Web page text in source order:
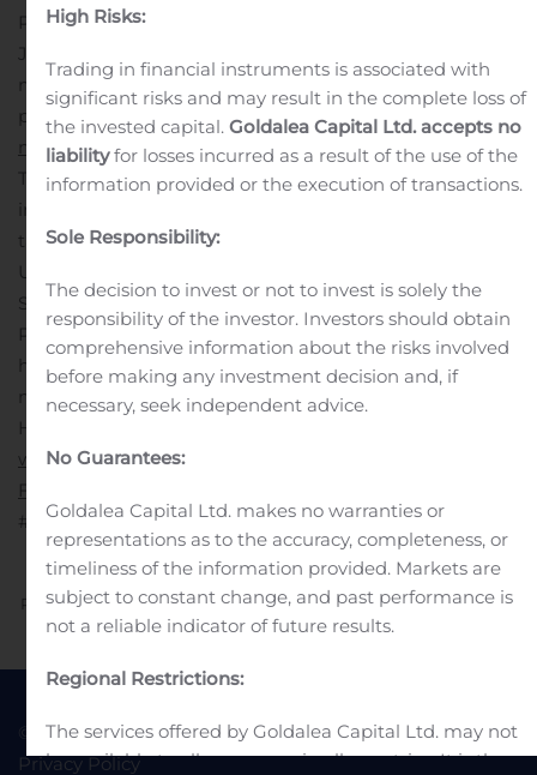
Pirkko Harrela
Johtaja, Sidosryhmäsuhteet
ma-pe klo 9-16
puh. 040 588 3284
media@upm.comUPM
Tarjoamme uusiutuvia ja vastuullisia ratkaisuja ja
innovoimme tulevaisuuden vaihtoehtoja fossiilisen
talouden ratkaisuihin kuudella liiketoiminta-alueella:
UPM Biorefining, UPM Energy, UPM Raflatac, UPM
Specialty Papers, UPM Communication Papers ja UPM
Plywood. Yhtiössämme työskentelee noin 19 000
henkilöä ja vuosittainen liikevaihtomme on noin 10,5
miljardia euroa. UPM:n osakkeet on listattu Nasdaq
Helsinki Oy:ssä. UPM Biofore – Beyond fossils.
www.upm.fiSeuraa UPM:ää
Facebook
#beyondfossils
Previous Next
© 2022 Goldea Capital
Terms of Use
Privacy Policy
High Risks:
Trading in financial instruments is associated with
significant risks and may result in the complete loss of
the invested capital.Goldalea Capital Ltd. accepts no
liabilityfor losses incurred as a result of the use of the
information provided or the execution of transactions.
Sole Responsibility:
The decision to invest or not to invest is solely the
responsibility of the investor. Investors should obtain
comprehensive information about the risks involved
before making any investment decision and, if
necessary, seek independent advice.
No Guarantees:
Goldalea Capital Ltd. makes no warranties or
representations as to the accuracy, completeness, or
timeliness of the information provided. Markets are
subject to constant change, and past performance is
not a reliable indicator of future results.
Regional Restrictions:
The services offered by Goldalea Capital Ltd. may not
be available to all persons or in all countries. It is the